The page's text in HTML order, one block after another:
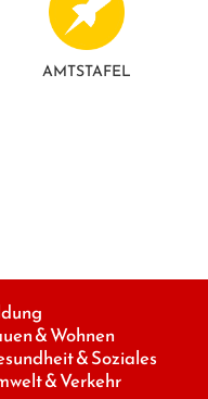
AMTSTAFEL
& Wohnen
& Soziales
& Verkehr